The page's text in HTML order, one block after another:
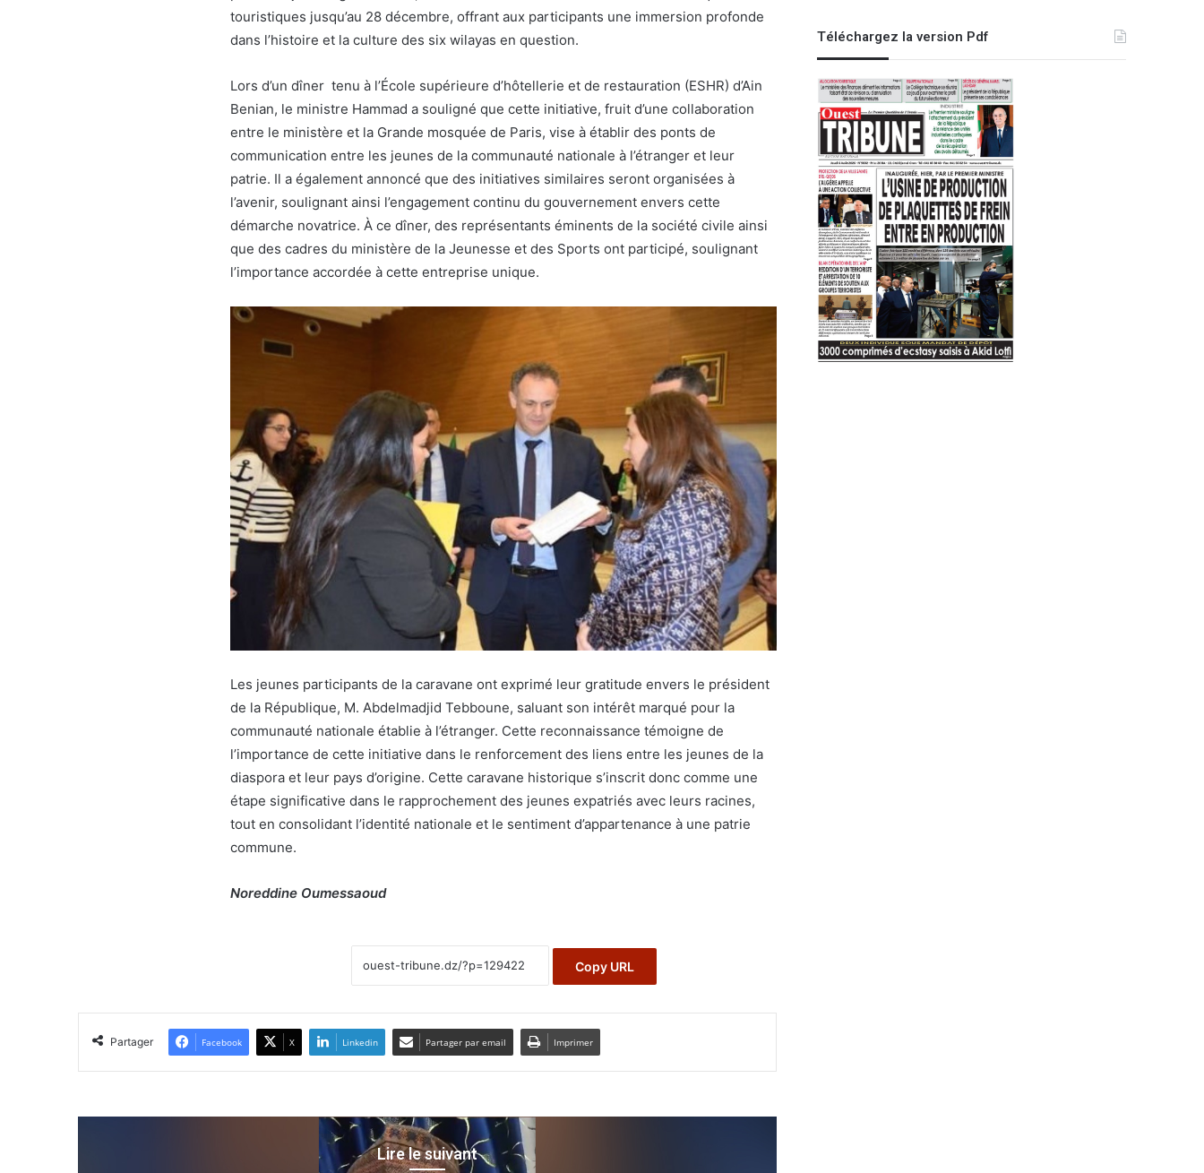
touristiques jusqu’au 28 décembre, offrant aux participants une immersion profonde
dans l’histoire et la culture des six wilayas en question.
Lors d’un dîner tenu à l’École supérieure d’hôtellerie et de restauration (ESHR) d’Ain
Benian, le ministre Hammad a souligné que cette initiative, fruit d’une collaboration
entre le ministère et la Grande mosquée de Paris, vise à établir des ponts de
communication entre les jeunes de la communauté nationale à l’étranger et leur
patrie. Il a également annoncé que des initiatives similaires seront organisées à
l’avenir, soulignant ainsi l’engagement continu du gouvernement envers cette
démarche novatrice. À ce dîner, des représentants éminents de la société civile ainsi
que des cadres du ministère de la Jeunesse et des Sports ont participé, soulignant
l’importance accordée à cette entreprise unique.
Les jeunes participants de la caravane ont exprimé leur gratitude envers le président
de la République, M. Abdelmadjid Tebboune, saluant son intérêt marqué pour la
communauté nationale établie à l’étranger. Cette reconnaissance témoigne de
l’importance de cette initiative dans le renforcement des liens entre les jeunes de la
diaspora et leur pays d’origine. Cette caravane historique s’inscrit donc comme une
étape significative dans le rapprochement des jeunes expatriés avec leurs racines,
tout en consolidant l’identité nationale et le sentiment d’appartenance à une patrie
commune.
Noreddine Oumessaoud
Copy URL
Partager Facebook X Linkedin Partager par email Imprimer
Lire le suivant
Téléchargez la version Pdf